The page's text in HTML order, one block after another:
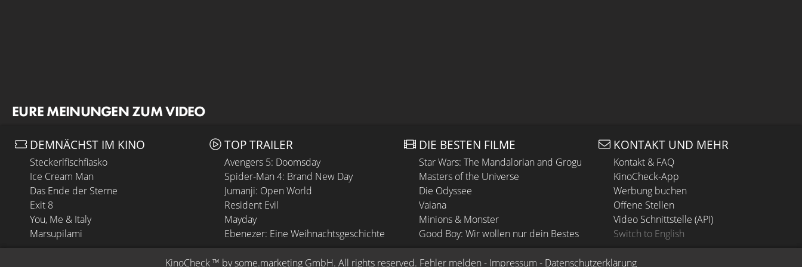
EURE MEINUNGEN ZUM VIDEO
DEMNÄCHST IM KINO
Steckerlfischfiasko
Ice Cream Man
Das Ende der Sterne
Exit 8
You, Me & Italy
Marsupilami
TOP TRAILER
Avengers 5: Doomsday
Spider-Man 4: Brand New Day
Jumanji: Open World
Resident Evil
Mayday
Ebenezer: Eine Weihnachtsgeschichte
DIE BESTEN FILME
Star Wars: The Mandalorian and Grogu
Masters of the Universe
Die Odyssee
Vaiana
Minions & Monster
Good Boy: Wir wollen nur dein Bestes
KONTAKT UND MEHR
Kontakt & FAQ
KinoCheck-App
Werbung buchen
Offene Stellen
Video Schnittstelle (API)
Switch to English
KinoCheck ™ by some.marketing GmbH. All rights reserved. Fehler melden - Impressum - Datenschutzerklärung